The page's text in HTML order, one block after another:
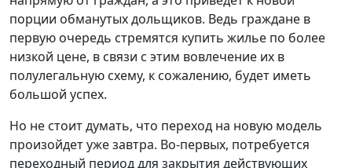
порции обманутых дольщиков. Ведь граждане в
первую очередь стремятся купить жилье по более
низкой цене, в связи с этим вовлечение их в
полулегальную схему, к сожалению, будет иметь
большой успех.
Но не стоит думать, что переход на новую модель
произойдет уже завтра. Во-первых, потребуется
переходный период для закрытия действующих